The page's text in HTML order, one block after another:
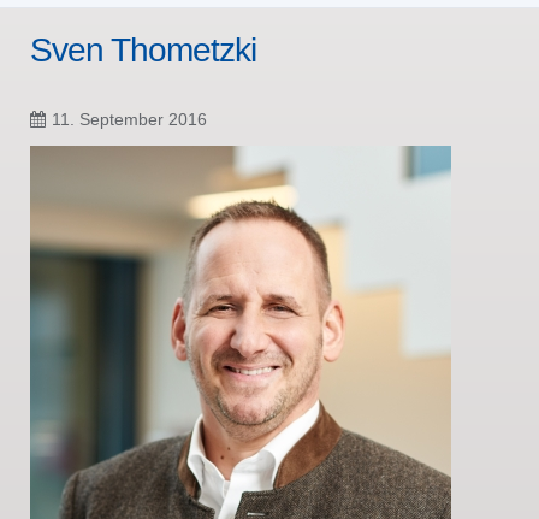
Sven Thometzki
11. September 2016